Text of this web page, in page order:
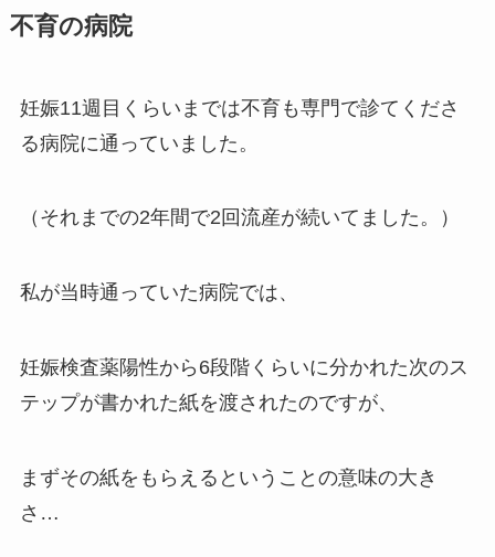
不育の病院
妊娠11週目くらいまでは不育も専門で診てくださ
る病院に通っていました。
（それまでの2年間で2回流産が続いてました。）
私が当時通っていた病院では、
妊娠検査薬陽性から6段階くらいに分かれた次のス
テップが書かれた紙を渡されたのですが、
まずその紙をもらえるということの意味の大き
さ…